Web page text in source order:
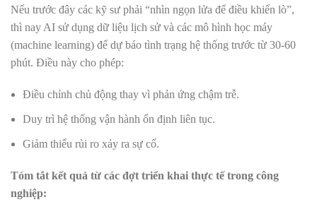
Nếu trước đây các kỹ sư phải “nhìn ngọn lửa để điều khiển lò”,
thì nay AI sử dụng dữ liệu lịch sử và các mô hình học máy
(machine learning) để dự báo tình trạng hệ thống trước từ 30-60
phút. Điều này cho phép:
Điều chỉnh chủ động thay vì phản ứng chậm trễ.
Duy trì hệ thống vận hành ổn định liên tục.
Giảm thiểu rủi ro xảy ra sự cố.
Tóm tắt kết quả từ các đợt triển khai thực tế trong công
nghiệp: